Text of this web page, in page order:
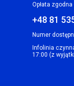
Opłata
+48 81
Numer
Infolinia
17:00 (z